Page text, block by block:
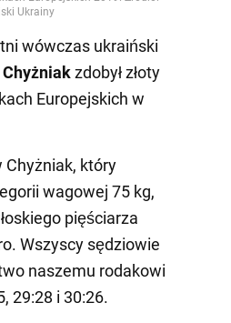
wówczas ukraiński
Chyżniakzdobył złoty
Europejskich w
który
wagowej 75 kg,
pięściarza
Wszyscy sędziowie
naszemu rodakowi
29:28 i 30:26.